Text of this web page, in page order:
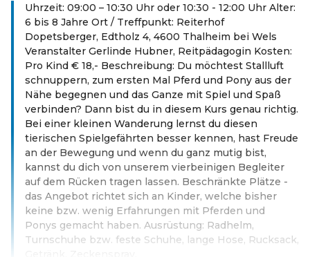
Uhrzeit: 09:00 – 10:30 Uhr oder 10:30 - 12:00 Uhr Alter:
6 bis 8 Jahre Ort / Treffpunkt: Reiterhof
Dopetsberger, Edtholz 4, 4600 Thalheim bei Wels
Veranstalter Gerlinde Hubner, Reitpädagogin Kosten:
Pro Kind € 18,- Beschreibung: Du möchtest Stallluft
schnuppern, zum ersten Mal Pferd und Pony aus der
Nähe begegnen und das Ganze mit Spiel und Spaß
verbinden? Dann bist du in diesem Kurs genau richtig.
Bei einer kleinen Wanderung lernst du diesen
tierischen Spielgefährten besser kennen, hast Freude
an der Bewegung und wenn du ganz mutig bist,
kannst du dich von unserem vierbeinigen Begleiter
auf dem Rücken tragen lassen. Beschränkte Plätze -
das Angebot richtet sich an Kinder, welche bisher
keine bzw. wenig Erfahrungen mit Pferden und
Ponys gemacht haben. Ausrüstung: Radhelm,
Turnschuhe bzw. feste Schuhe, lange Hose, Rucksack,